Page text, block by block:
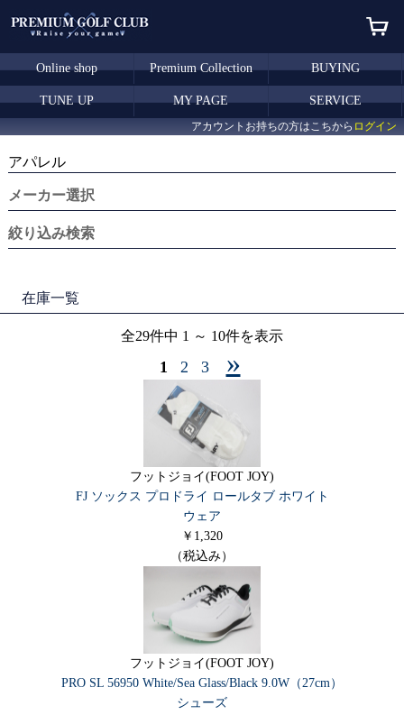
Online shop Premium Collection BUYING
TUNE UP MY PAGE SERVICE
アカウントお持ちの方はこちから ログイン
アパレル
メーカー選択
絞り込み検索
在庫一覧
全29件中 1 ～ 10件を表示
1 2 3 »
フットジョイ(FOOT JOY)
FJ ソックス プロドライ ロールタブ ホワイト
ウェア
￥1,320
（税込み）
フットジョイ(FOOT JOY)
PRO SL 56950 White/Sea Glass/Black 9.0W（27cm）
シューズ